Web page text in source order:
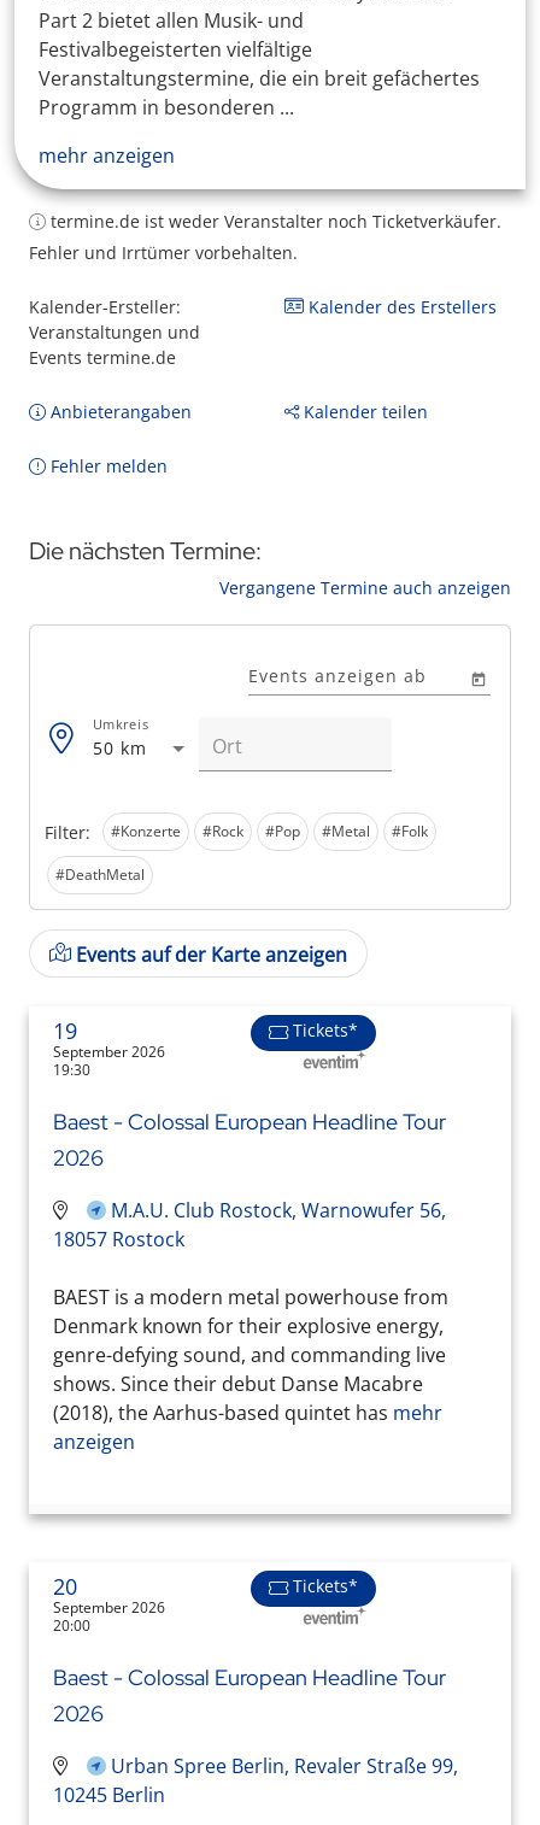
Part 2 bietet allen Musik- und
Festivalbegeisterten vielfältige
Veranstaltungstermine, die ein breit gefächertes
Programm in besonderen ...
mehr anzeigen
termine.de ist weder Veranstalter noch Ticketverkäufer.
Fehler und Irrtümer vorbehalten.
Kalender-Ersteller:
Veranstaltungen und
Events termine.de
Kalender des Erstellers
Anbieterangaben Kalender teilen
Fehler melden
Die nächsten Termine:
Vergangene Termine auch anzeigen
Filter: #Konzerte #Rock #Pop #Metal #Folk
#DeathMetal
Events anzeigen ab
50 km
Umkreis
Events auf der Karte anzeigen
19
September 2026
19:30
Tickets*
Baest - Colossal European Headline Tour
2026
M.A.U. Club Rostock, Warnowufer 56,
18057 Rostock
BAEST is a modern metal powerhouse from
Denmark known for their explosive energy,
genre-defying sound, and commanding live
shows. Since their debut Danse Macabre
(2018), the Aarhus-based quintet has mehr
anzeigen
20
September 2026
20:00
Tickets*
Baest - Colossal European Headline Tour
2026
Urban Spree Berlin, Revaler Straße 99,
10245 Berlin